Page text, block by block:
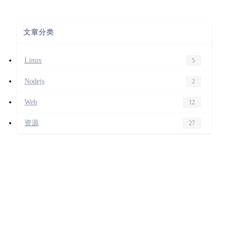
文章分类
Linux 5
Nodejs 2
Web 12
资源 27